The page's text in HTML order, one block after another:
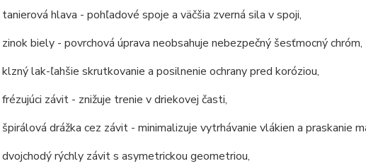
tanierová hlava - pohľadové spoje a väčšia zverná sila v spoji,
zinok biely - povrchová úprava neobsahuje nebezpečný šesťmocný chróm,
klzný lak-ľahšie skrutkovanie a posilnenie ochrany pred koróziou,
frézujúci závit - znižuje trenie v driekovej časti,
špirálová drážka cez závit - minimalizuje vytrhávanie vlákien a praskanie
dvojchodý rýchly závit s asymetrickou geometriou,